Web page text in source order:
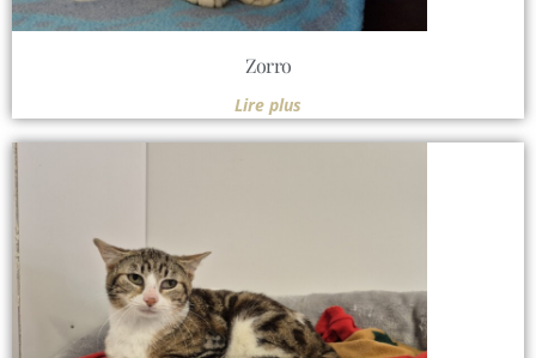
Zorro
Lire plus